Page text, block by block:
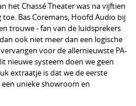
het Chassé Theater was na vijftien
Bas Coremans, Hoofd Audio bij
trouwe - fan van de luidsprekers
ook niet meer dan een logische
voor de allernieuwste PA-
nieuwe systeem doen we geen
extraatje is dat we de eerste
unieke showroom en